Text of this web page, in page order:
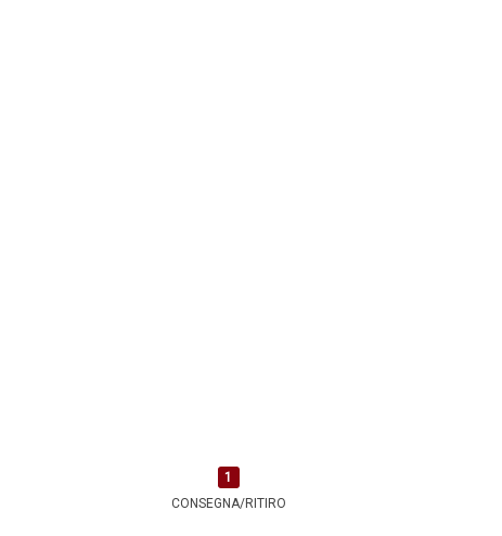
CONSEGNA/RITIRO